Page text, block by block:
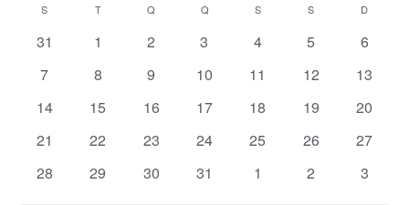
de
Calendário
de
Eventos
S SEGUNDA-FEIRA
TTERÇA-FEIRA
Q QUARTA-FEIRA
Q QUINTA-FEIRA
SSEXTA-FEIRA
S D
0
31
0
1
0
2
0
3
0
4
0
5
0
6
0
7
0
8
0
9
0
10
0
11
0
12
0
13
0
14
0
15
0
16
0
17
0
18
0
19
0
20
0
21
0
22
0
23
0
24
0
25
0
26
0
27
0
28
0
29
0
30
0
31
0
1
0
2
0
3